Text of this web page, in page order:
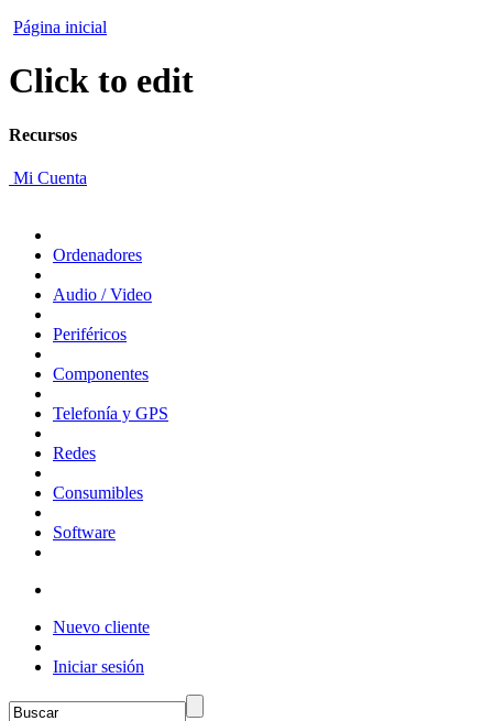
Página inicial
Click to edit
Recursos
Mi Cuenta
Ordenadores
Audio / Video
Periféricos
Componentes
Telefonía y GPS
Redes
Consumibles
Software
Nuevo cliente
Iniciar sesión